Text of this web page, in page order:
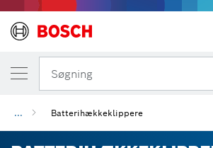
Søgning
... Batterihækkeklippere